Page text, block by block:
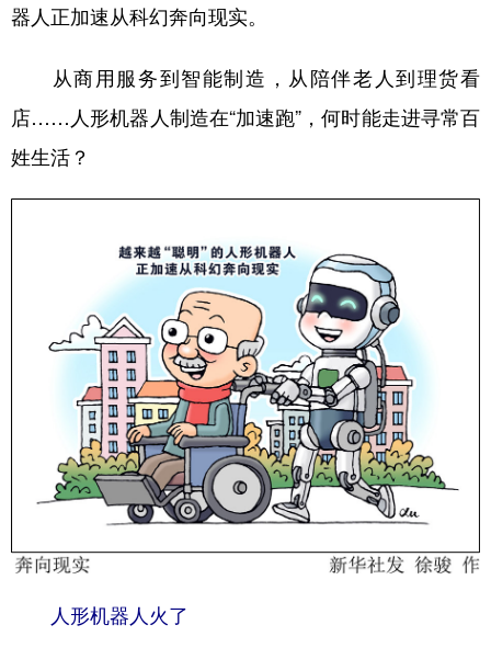
辽宁 吉林
山东 河南 湖北 湖南
广东
四川 贵州 云南 西藏
甘肃 青海
内蒙古 黑龙江
多语种频道
English Español Français عربى
Русский язык 日本語 한국어
Português
器人正加速从科幻奔向现实。
从商用服务到智能制造，从陪伴老人到理货看
店……人形机器人制造在“加速跑”，何时能走进寻常百
姓生活？
人形机器人火了